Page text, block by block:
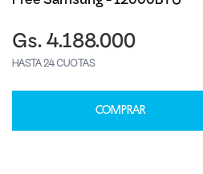
Gs. 4.188.000
HASTA 24 CUOTAS
COMPRAR